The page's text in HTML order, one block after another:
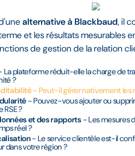
alternative à Blackbaud, il
et les résultats mesurables
de gestion de la relation
plateforme réduit-elle la charge de
?
- Peut-il gérer nativement les
- Pouvez-vous ajouter ou
RSE ?
et des rapports- Les mesures
réel ?
- Le service clientèle est-il
dans votre région ?